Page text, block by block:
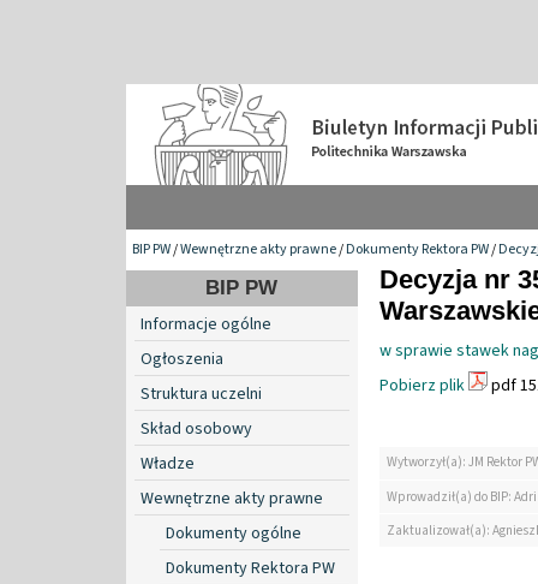
BIP PW/Wewnętrzne akty prawne/Dokumenty Rektora PW/
BIP PW
Informacje ogólne
Ogłoszenia
Struktura uczelni
Skład osobowy
Władze
Wewnętrzne akty prawne
Dokumenty ogólne
Dokumenty Rektora PW
Decyzja nr
w sprawie stawek
Pobierz plik
pdf
Wytworzył(a): JM Rektor
Wprowadził(a) do BIP:
Zaktualizował(a):